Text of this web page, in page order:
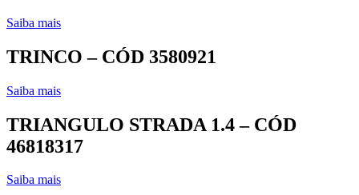
Saiba mais
TRINCO – CÓD 3580921
Saiba mais
TRIANGULO STRADA 1.4 – CÓD
46818317
Saiba mais